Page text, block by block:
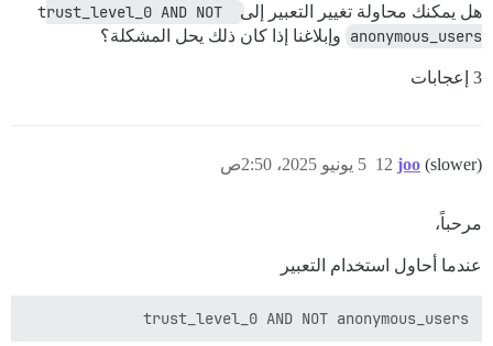
هل يمكنك محاولة تغيير التعبير إلى
trust_level_0 AND NOT
anonymous_users وإبلاغنا إذا كان ذلك يحل المشكلة؟
3 إعجابات
joo (slower) 5 يونيو 2025، 2:50ص 12
مرحباً،
عندما أحاول استخدام التعبير
trust_level_0 AND NOT anonymous_users